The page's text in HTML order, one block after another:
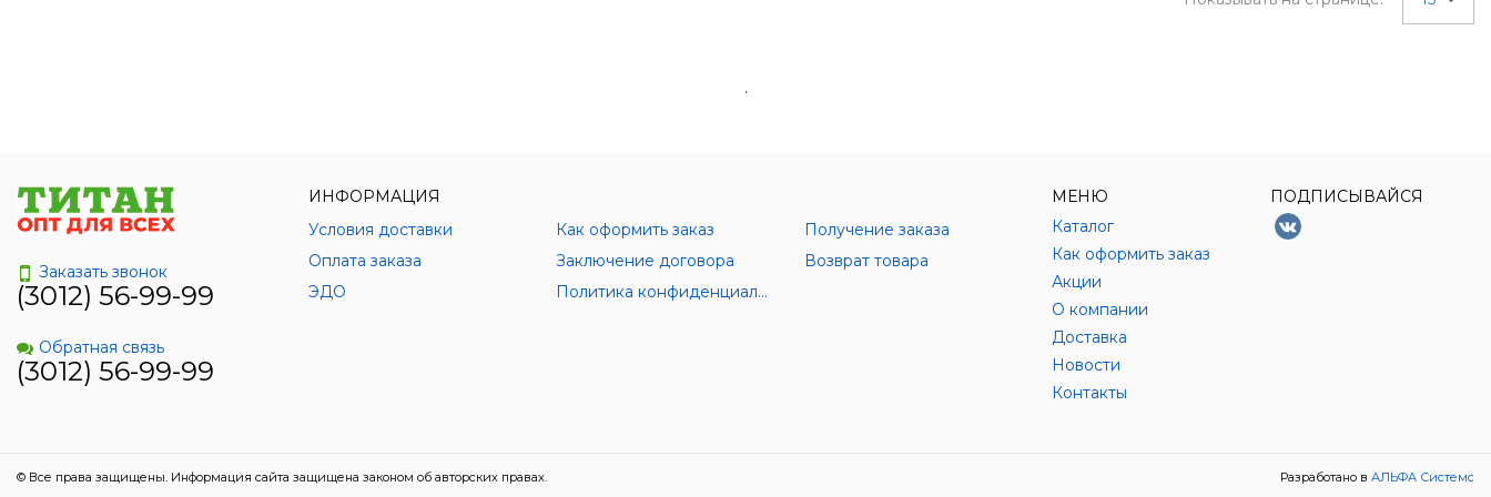
.
Заказать звонок
(3012) 56-99-99
Обратная связь
(3012) 56-99-99
ИНФОРМАЦИЯ
Условия доставки
Как оформить заказ
Получение заказа
Оплата заказа
Заключение договора
Возврат товара
ЭДО
Политика конфиденциальности
МЕНЮ
Каталог
Как оформить заказ
Акции
О компании
Доставка
Новости
Контакты
ПОДПИСЫВАЙСЯ
© Все права защищены. Информация сайта защищена законом об авторских правах. Разработано в АЛЬФА Системс